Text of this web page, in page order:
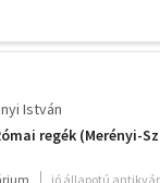
István
regék (Merényi-
jó állapotú